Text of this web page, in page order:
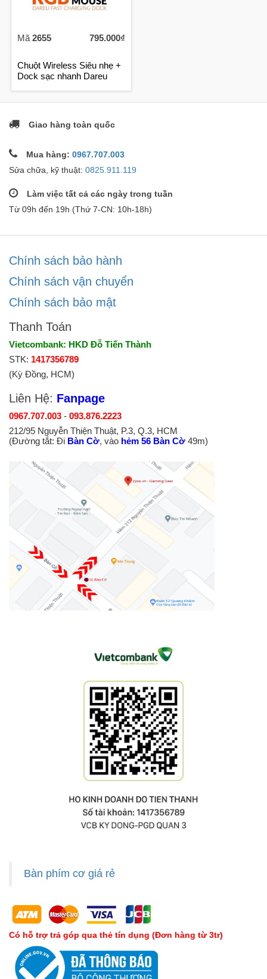
Mã 2655 795.000₫
Chuột Wireless Siêu nhẹ +
Dock sạc nhanh Dareu
Giao hàng toàn quốc
Mua hàng: 0967.707.003
Sửa chữa, kỹ thuật: 0825.911.119
Làm việc tất cả các ngày trong tuần
Từ 09h đến 19h (Thứ 7-CN: 10h-18h)
Chính sách bảo hành
Chính sách vận chuyển
Chính sách bảo mật
Thanh Toán
Vietcombank: HKD Đỗ Tiến Thành
STK: 1417356789
(Kỳ Đồng, HCM)
Liên Hệ: Fanpage
0967.707.003 - 093.876.2223
212/95 Nguyễn Thiện Thuật, P.3, Q.3, HCM
(Đường tắt: Đi Bàn Cờ, vào hẻm 56 Bàn Cờ 49m)
Bàn phím cơ giá rẻ
Có hỗ trợ trả góp qua thẻ tín dụng (Đơn hàng từ 3tr)